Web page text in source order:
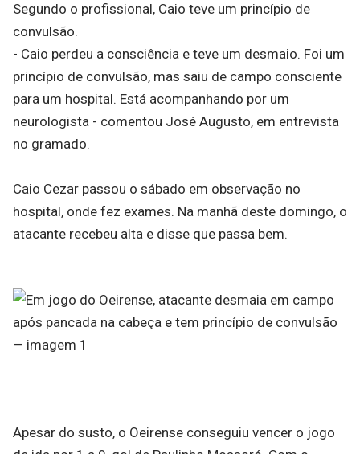
Segundo o profissional, Caio teve um princípio de
convulsão.
- Caio perdeu a consciência e teve um desmaio. Foi um
princípio de convulsão, mas saiu de campo consciente
para um hospital. Está acompanhando por um
neurologista - comentou José Augusto, em entrevista
no gramado.
Caio Cezar passou o sábado em observação no
hospital, onde fez exames. Na manhã deste domingo, o
atacante recebeu alta e disse que passa bem.
Apesar do susto, o Oeirense conseguiu vencer o jogo